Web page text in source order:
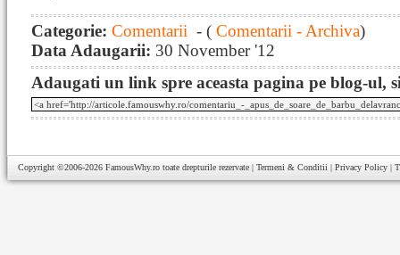
Categorie: Comentarii - ( Comentarii - Archiva)
Data Adaugarii: 30 November '12
Adaugati un link spre aceasta pagina pe blog-ul,
Copyright ©2006-2026 FamousWhy.ro toate drepturile rezervate | Termeni & Conditii | Privacy Policy |